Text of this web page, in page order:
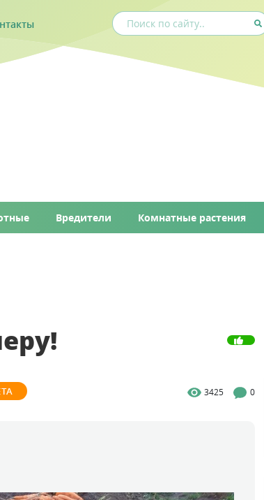
Вредители Комнатные растения
3425 0